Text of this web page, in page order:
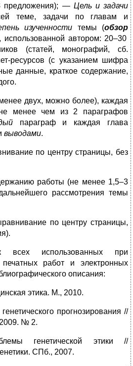
предложения); — Цель и задачи
теме, задачи по главам и
изученности темы (обзор
использованной автором: 20–30
(статей, монографий, сб.
ресурсов (с указанием шифра
данные, краткое содержание,
двух, можно более), каждая
менее чем из 2 параграфов
параграф и каждая глава
выводами.
по центру страницы, без
работы (не менее 1,5–3
рассмотрения темы
по центру страницы,
всех использованных при
печатных работ и электронных
описания:
этика. М., 2010.
прогнозирования //
№ 2.
генетической этики //
СПб., 2007.